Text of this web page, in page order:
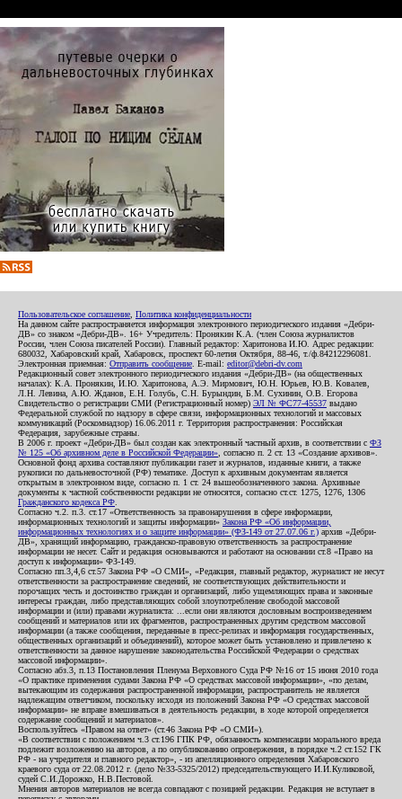
Пользовательское соглашение Политика конфиденциальности
На данном сайте распространяется информация электронного периодического издания «Дебри-
ДВ» со знаком «Дебри-ДВ». 16+ Учредитель: Пронякин К.А. (член Союза журналистов
России, член Союза писателей России). Главный редактор: Харитонова И.Ю. Адрес редакции:
680032, Хабаровский край, Хабаровск, проспект 60-летия Октября, 88-46, т./ф.84212296081.
Электронная приемная: Отправить сообщение . E-mail: editor@debri-dv.com
Редакционный совет электронного периодического издания «Дебри-ДВ» (на общественных
началах): К.А. Пронякин, И.Ю. Харитонова, А.Э. Мирмович, Ю.Н. Юрьев, Ю.В. Ковалев,
Л.Н. Левина, А.Ю. Жданов, Е.Н. Голубь, С.Н. Бурындин, Б.М. Сухинин, О.В. Егорова
Свидетельство о регистрации СМИ (Регистрационный номер) ЭЛ № ФС77-45537 выдано
Федеральной службой по надзору в сфере связи, информационных технологий и массовых
коммуникаций (Роскомнадзор) 16.06.2011 г. Территория распространения: Российская
Федерация, зарубежные страны.
В 2006 г. проект «Дебри-ДВ» был создан как электронный частный архив, в соответствии с ФЗ
№ 125 «Об архивном деле в Российской Федерации» , согласно п. 2 ст. 13 «Создание архивов».
Основной фонд архива составляют публикации газет и журналов, изданные книги, а также
рукописи по дальневосточной (РФ) тематике. Доступ к архивным документам является
открытым в электронном виде, согласно п. 1 ст. 24 вышеобозначенного закона. Архивные
документы к частной собственности редакции не относятся, согласно ст.ст. 1275, 1276, 1306
Гражданского кодекса РФ
Согласно ч.2. п.3. ст.17 «Ответственность за правонарушения в сфере информации,
информационных технологий и защиты информации» Закона РФ «Об информации,
информационных технологиях и о защите информации» (ФЗ-149 от 27.07.06 г.) архив «Дебри-
ДВ», хранящий информацию, гражданско-правовую ответственность за распространение
информации не несет. Сайт и редакция основываются и работают на основании ст.8 «Право на
доступ к информации» ФЗ-149.
Согласно пп.3,4,6 ст.57 Закона РФ «О СМИ», «Редакция, главный редактор, журналист не несут
ответственности за распространение сведений, не соответствующих действительности и
порочащих честь и достоинство граждан и организаций, либо ущемляющих права и законные
интересы граждан, либо представляющих собой злоупотребление свободой массовой
информации и (или) правами журналиста: ...если они являются дословным воспроизведением
сообщений и материалов или их фрагментов, распространенных другим средством массовой
информации (а также сообщения, переданные в пресс-релизах и информация государственных,
общественных организаций и объединений), которое может быть установлено и привлечено к
ответственности за данное нарушение законодательства Российской Федерации о средствах
массовой информации».
Согласно абз.3, п.13 Постановления Пленума Верховного Суда РФ №16 от 15 июня 2010 года
«О практике применения судами Закона РФ «О средствах массовой информации», «по делам,
вытекающим из содержания распространенной информации, распространитель не является
надлежащим ответчиком, поскольку исходя из положений Закона РФ «О средствах массовой
информации» не вправе вмешиваться в деятельность редакции, в ходе которой определяется
содержание сообщений и материалов».
Воспользуйтесь «Правом на ответ» (ст.46 Закона РФ «О СМИ»).
«В соответствии с положением ч.3 ст.196 ГПК РФ, обязанность компенсации морального вреда
подлежит возложению на авторов, а по опубликованию опровержения, в порядке ч.2 ст.152 ГК
РФ - на учредителя и главного редактор», - из апелляционного определения Хабаровского
краевого суда от 22.08.2012 г. (дело №33-5325/2012) председательствующего И.И.Куликовой,
судей С.И.Дорожко, Н.В.Пестовой.
Мнения авторов материалов не всегда совпадают с позицией редакции. Редакция не вступает в